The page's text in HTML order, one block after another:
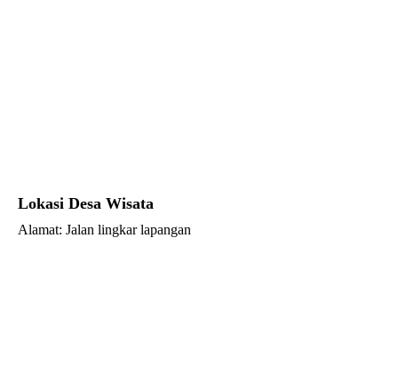
Lokasi Desa Wisata
Alamat: Jalan lingkar lapangan